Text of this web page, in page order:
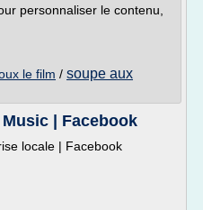
personnaliser le contenu,
le film / soupe aux
| Facebook
locale | Facebook